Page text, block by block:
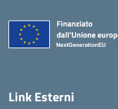
Link Esterni